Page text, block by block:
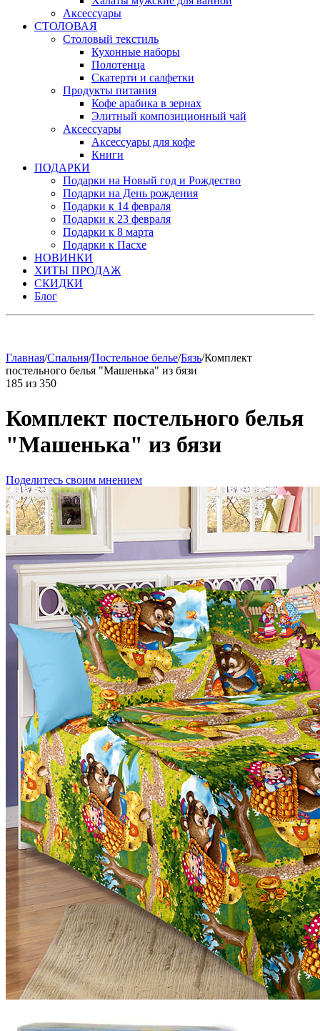
Аксессуары
СТОЛОВАЯ
Столовый текстиль
Кухонные наборы
Полотенца
Скатерти и салфетки
Продукты питания
Кофе арабика в зернах
Элитный композиционный чай
Аксессуары
Аксессуары для кофе
Книги
ПОДАРКИ
Подарки на Новый год и Рождество
Подарки на День рождения
Подарки к 14 февраля
Подарки к 23 февраля
Подарки к 8 марта
Подарки к Пасхе
НОВИНКИ
ХИТЫ ПРОДАЖ
СКИДКИ
Блог
Главная/Спальня/Постельное белье/Бязь/Комплект
постельного белья "Машенька" из бязи
185 из 350
Комплект постельного белья
"Машенька" из бязи
Поделитесь своим мнением